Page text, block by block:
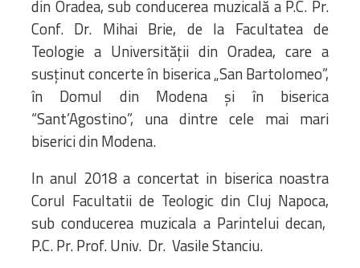
din Oradea, sub conducerea muzicală a P.C. Pr.
Conf. Dr. Mihai Brie, de la Facultatea de
Teologie a Universităţii din Oradea, care a
susţinut concerte în biserica „San Bartolomeo”,
în Domul din Modena şi în biserica
“Sant’Agostino”, una dintre cele mai mari
biserici din Modena.
In anul 2018 a concertat in biserica noastra
Corul Facultatii de Teologic din Cluj Napoca,
sub conducerea muzicala a Parintelui decan,
P.C. Pr. Prof. Univ. Dr. Vasile Stanciu.